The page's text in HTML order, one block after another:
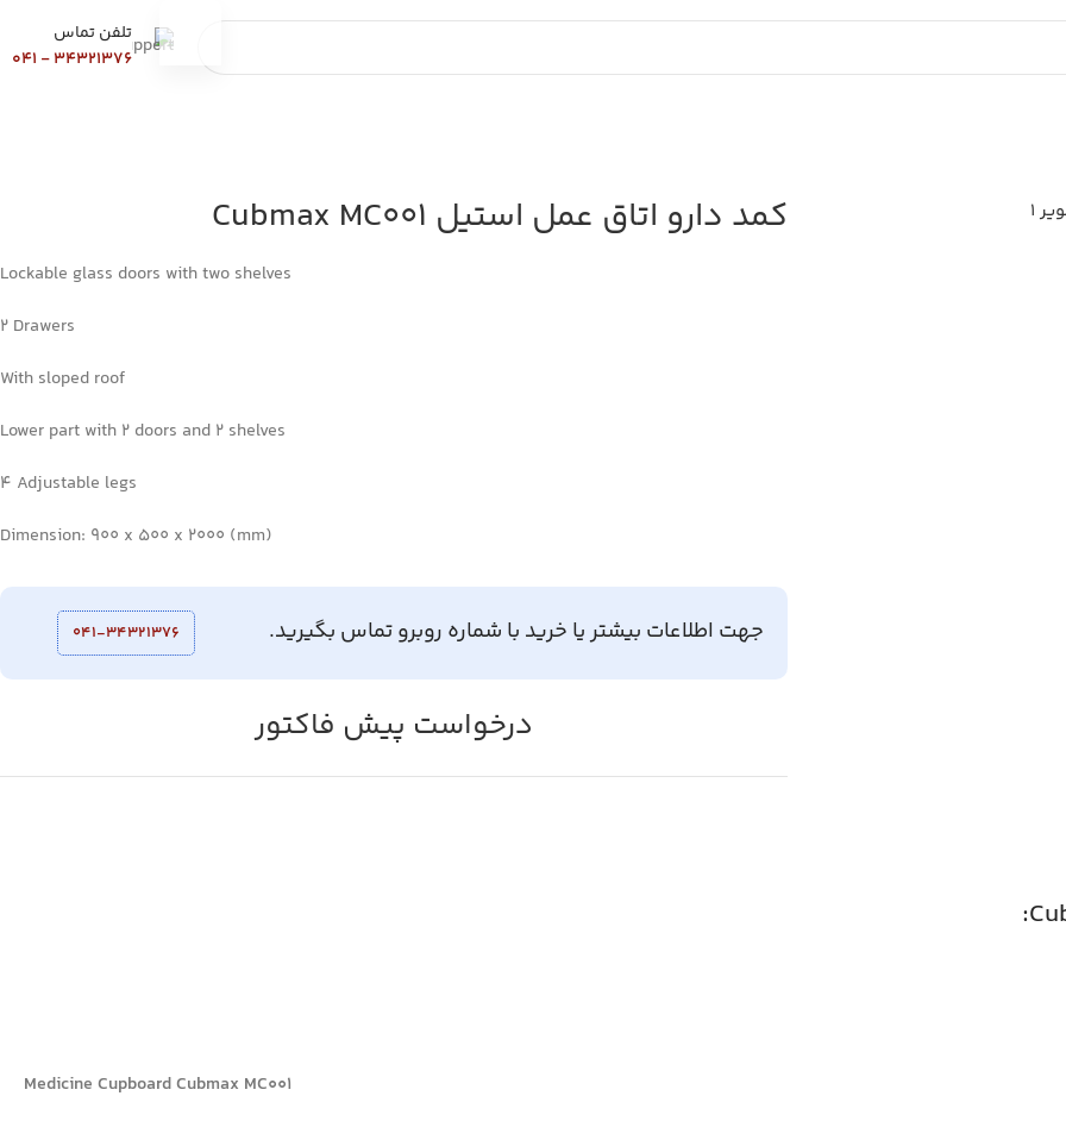
تلفن تماس
34321376 - 041
کمد دارو اتاق عمل استیل Cubmax MC001
Lockable glass doors with two shelves
2 Drawers
With sloped roof
Lower part with 2 doors and 2 shelves
4 Adjustable legs
Dimension: 900 x 500 x 2000 (mm)
جهت اطلاعات بیشتر یا خرید با شماره روبرو تماس بگیرید. 041-34321376
درخواست پیش فاکتور
Medicine Cupboard Cubmax MC001